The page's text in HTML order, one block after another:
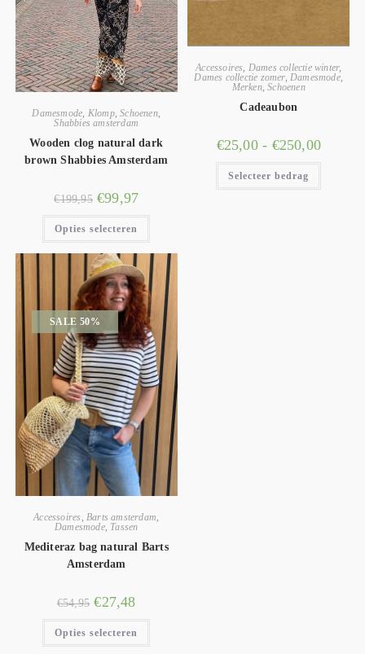
Damesmode, Klomp,Schoenen,
Shabbies amsterdam
Wooden clog natural dark
brown Shabbies Amsterdam
€199,95 €99,97
Opties selecteren
Accessoires Dames collectie winter,
Dames collectie zomer, Damesmode,
Merken,Schoenen
Cadeaubon
€25,00 - €250,00
Selecteer bedrag
SALE 50%
Accessoires , Barts amsterdam,
Damesmode, Tassen
Mediteraz bag natural Barts
Amsterdam
€54,95 €27,48
Opties selecteren